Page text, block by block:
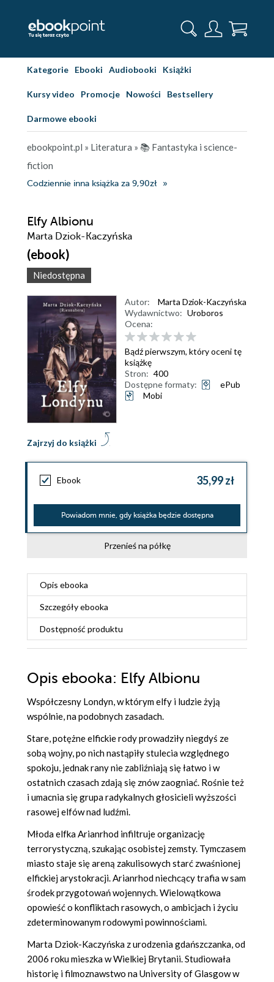
Kategorie Ebooki Audiobooki Książki
Kursy video Promocje Nowości Bestsellery
Darmowe ebooki
ebookpoint.pl » Literatura » 📚 Fantastyka i science-
fiction
Codziennie inna książka za 9,90zł
Elfy Albionu
Marta Dziok-Kaczyńska
(ebook)
Niedostępna
Zajrzyj do książki
Autor:
Marta Dziok-Kaczyńska
Wydawnictwo: Uroboros
Ocena:
Bądź pierwszym, który oceni tę
książkę
Stron: 400
Dostępne formaty:
ePub
Mobi
Ebook 35,99 zł
Powiadom mnie, gdy książka będzie dostępna
Przenieś na półkę
Opis ebooka
Szczegółyebooka
Dostępność produktu
Opis ebooka: Elfy Albionu
Współczesny Londyn, w którym elfy i ludzie żyją
wspólnie, na podobnych zasadach.
Stare, potężne elfickie rody prowadziły niegdyś ze
sobą wojny, po nich nastąpiły stulecia względnego
spokoju, jednak rany nie zabliźniają się łatwo i w
ostatnich czasach zdają się znów zaogniać. Rośnie też
i umacnia się grupa radykalnych głosicieli wyższości
rasowej elfów nad ludźmi.
Młoda elfka Arianrhod infiltruje organizację
terrorystyczną, szukając osobistej zemsty. Tymczasem
miasto staje się areną zakulisowych starć zwaśnionej
elfickiej arystokracji. Arianrhod niechcący trafia w sam
środek przygotowań wojennych. Wielowątkowa
opowieść o konfliktach rasowych, o ambicjach i życiu
zdeterminowanym rodowymi powinnościami.
Marta Dziok-Kaczyńska z urodzenia gdańszczanka, od
2006 roku mieszka w Wielkiej Brytanii. Studiowała
historię i filmoznawstwo na University of Glasgow w